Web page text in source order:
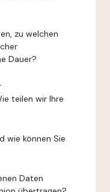
zu welchen
Dauer?
teilen wir Ihre
wie können Sie
Daten